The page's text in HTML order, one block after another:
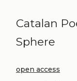
Catalan
Sphere
open access